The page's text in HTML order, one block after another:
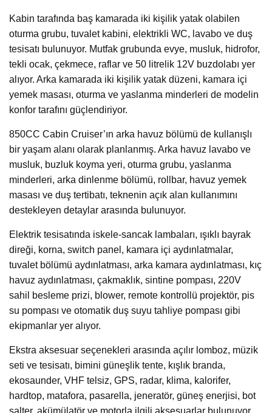
Kabin tarafında baş kamarada iki kişilik yatak olabilen
oturma grubu, tuvalet kabini, elektrikli WC, lavabo ve duş
tesisatı bulunuyor. Mutfak grubunda evye, musluk, hidrofor,
tekli ocak, çekmece, raflar ve 50 litrelik 12V buzdolabı yer
alıyor. Arka kamarada iki kişilik yatak düzeni, kamara içi
yemek masası, oturma ve yaslanma minderleri de modelin
konfor tarafını güçlendiriyor.
850CC Cabin Cruiser’ın arka havuz bölümü de kullanışlı
bir yaşam alanı olarak planlanmış. Arka havuz lavabo ve
musluk, buzluk koyma yeri, oturma grubu, yaslanma
minderleri, arka dinlenme bölümü, rollbar, havuz yemek
masası ve duş tertibatı, teknenin açık alan kullanımını
destekleyen detaylar arasında bulunuyor.
Elektrik tesisatında iskele-sancak lambaları, ışıklı bayrak
direği, korna, switch panel, kamara içi aydınlatmalar,
tuvalet bölümü aydınlatması, arka kamara aydınlatması, kıç
havuz aydınlatması, çakmaklık, sintine pompası, 220V
sahil besleme prizi, blower, remote kontrollü projektör, pis
su pompası ve otomatik duş suyu tahliye pompası gibi
ekipmanlar yer alıyor.
Ekstra aksesuar seçenekleri arasında açılır lomboz, müzik
seti ve tesisatı, bimini güneşlik tente, kışlık branda,
ekosaunder, VHF telsiz, GPS, radar, klima, kalorifer,
hardtop, matafora, pasarella, jeneratör, güneş enerjisi, bot
şalter, akümülatör ve motorla ilgili aksesuarlar bulunuyor.